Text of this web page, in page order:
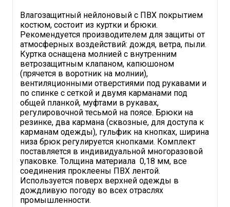
Влагозащитный нейлоновый с ПВХ покрытием
костюм, состоит из куртки и брюки.
Рекомендуется производителем для защиты от
атмосферных воздействий: дождя, ветра, пыли.
Куртка оснащена молнией с внутренним
ветрозащитным клапаном, капюшоном
(прячется в воротник на молнии),
вентиляционными отверстиями под рукавами и
по спинке с сеткой и двумя карманами под
общей планкой, муфтами в рукавах,
регулировочной тесьмой на поясе. Брюки на
резинке, два кармана (сквозные, для доступа к
карманам одежды), гульфик на кнопках, ширина
низа брюк регулируется кнопками. Комплект
поставляется в индивидуальной многоразовой
упаковке. Толщина материала 0,18 мм, все
соединения проклеены ПВХ лентой.
Используется поверх верхней одежды в
дождливую погоду во всех отраслях
промышленности.